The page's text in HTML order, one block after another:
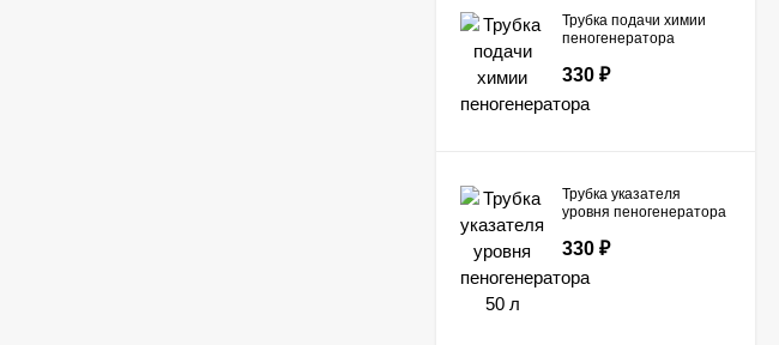
Трубка подачи химии
пеногенератора
330 ₽
Трубка указателя
уровня пеногенератора
330 ₽